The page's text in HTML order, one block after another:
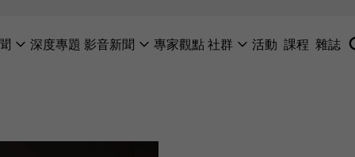
深度專題 影音新聞 專家觀點社群 活動 課程 雜誌